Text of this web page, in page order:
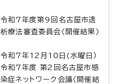
令和7年度第9回名古屋市透
析療法審査委員会〈開催結果〉
令和7年12月10日(水曜日）
令和7年度 第2回名古屋市感
染症ネットワーク会議〈開催結